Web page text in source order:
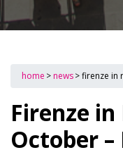
home > news>firenze in
Firenze in
October –